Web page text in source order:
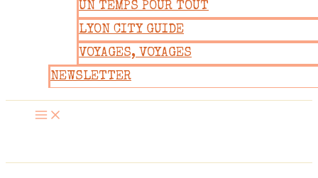
UN TEMPS POUR TOUT
LYON CITY GUIDE
VOYAGES, VOYAGES
NEWSLETTER